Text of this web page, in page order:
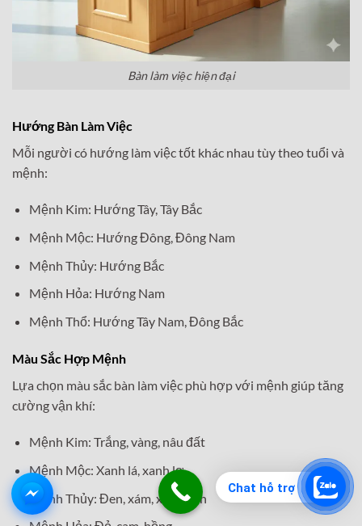
Bàn làm việc hiện đại
Hướng Bàn Làm Việc
Mỗi người có hướng làm việc tốt khác nhau tùy theo tuổi và
mệnh:
Mệnh Kim: Hướng Tây, Tây Bắc
Mệnh Mộc: Hướng Đông, Đông Nam
Mệnh Thủy: Hướng Bắc
Mệnh Hỏa: Hướng Nam
Mệnh Thổ: Hướng Tây Nam, Đông Bắc
Màu Sắc Hợp Mệnh
Lựa chọn màu sắc bàn làm việc phù hợp với mệnh giúp tăng
cường vận khí:
Mệnh Kim: Trắng, vàng, nâu đất
Mệnh Mộc: Xanh lá, xanh lơ
Mệnh Thủy: Đen, xám, xanh đen
Chat hỗ trợ